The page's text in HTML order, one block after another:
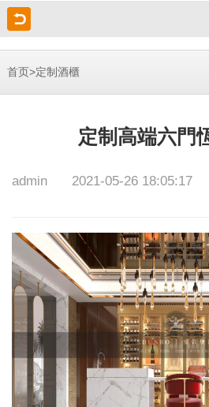
首页>定制酒櫃
定制高端六門
admin 2021-05-26 18:05:17